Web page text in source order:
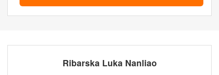
Ribarska Luka Nanliao